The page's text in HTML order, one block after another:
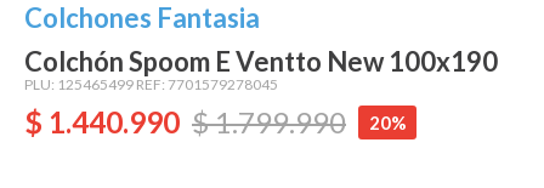
Colchones Fantasia
Colchón Spoom E Ventto New 100x190
PLU: 125465499 REF: 7701579278045
$ 1.440.990 $1.799.990 20%
Figuras Toy Story
Carters
Silla Mecedora Bebé